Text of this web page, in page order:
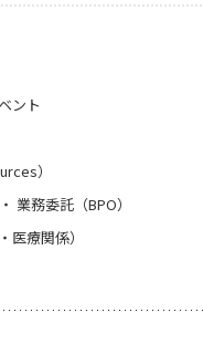
ント
）
業務委託（BPO）
医療関係）